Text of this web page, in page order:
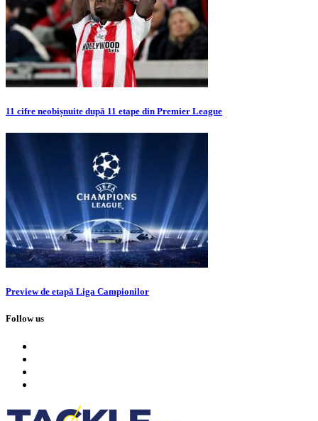
11 cifre neobișnuite după 11 etape din Premier League
Preview de etapă Liga Campionilor
Follow us